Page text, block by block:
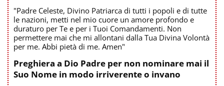
"Padre Celeste, Divino Patriarca di tutti i popoli e di tutte
le nazioni, metti nel mio cuore un amore profondo e
duraturo per Te e per i Tuoi Comandamenti. Non
permettere mai che mi allontani dalla Tua Divina Volontà
per me. Abbi pietà di me. Amen"
Preghiera a Dio Padre per non nominare mai il
Suo Nome in modo irriverente o invano